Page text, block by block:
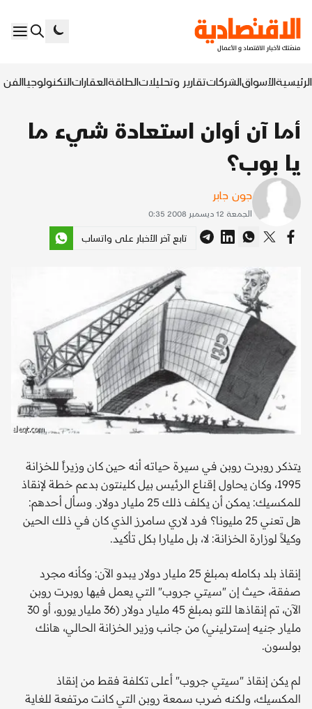
الرئيسيةالأسواقالشركاتتقارير وتحليلاتالطاقةالعقاراتالتكنولوجياالفن
أما آن أوان استعادة شيء ما
يا بوب؟
جون جابر
الجمعة 12 ديسمبر 2008 0:35
تابع آخر الأخبار على واتساب
يتذكر روبرت روبن في سيرة حياته أنه حين كان وزيراً للخزانة
1995، وكان يحاول إقناع الرئيس بيل كلينتون بدعم خطة لإنقاذ
للمكسيك: يمكن أن يكلف ذلك 25 مليار دولار. وسأل أحدهم:
هل تعني 25 مليونا؟ فرد لاري سامرز الذي كان في ذلك الحين
وكيلاً لوزارة الخزانة: لا، بل مليارا بكل تأكيد.
إنقاذ بلد بكامله بمبلغ 25 مليار دولار يبدو الآن: وكأنه مجرد
صفقة، حيث إن "سيتي جروب" التي يعمل فيها روبرت روبن
الآن، تم إنقاذها للتو بمبلغ 45 مليار دولار (36 مليار يورو، أو 30
مليار جنيه إسترليني) من جانب وزير الخزانة الحالي، هانك
بولسون.
لم يكن إنقاذ "سيتي جروب" أعلى تكلفة فقط من إنقاذ
المكسيك، ولكنه ضرب سمعة روبن التي كانت مرتفعة للغاية